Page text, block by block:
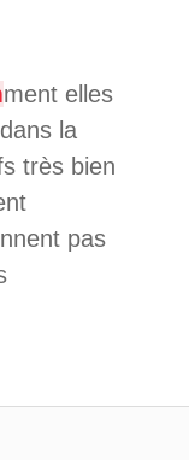
ment elles
la
très bien
pas